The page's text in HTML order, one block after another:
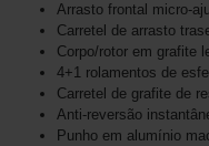
Arrasto frontal micro-
Carretel de arrasto
Corpo/rotor em grafite
4+1 rolamentos de
Carretel de grafite de
Anti-reversão
Punho em alumínio